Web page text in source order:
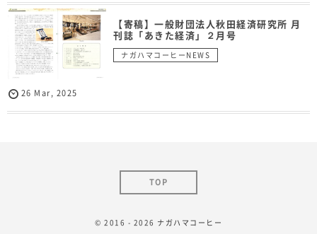
【寄稿】一般財団法人秋田経済研究所 月
刊誌「あきた経済」２月号
ナガハマコーヒーNEWS
26 Mar, 2025
TOP
© 2016 - 2026 ナガハマコーヒー